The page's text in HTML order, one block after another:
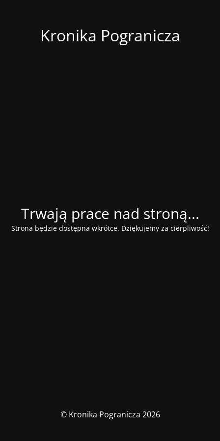
Kronika Pogranicza
Trwają prace nad stroną...
Strona będzie dostępna wkrótce. Dziękujemy za cierpliwość!
© Kronika Pogranicza 2026